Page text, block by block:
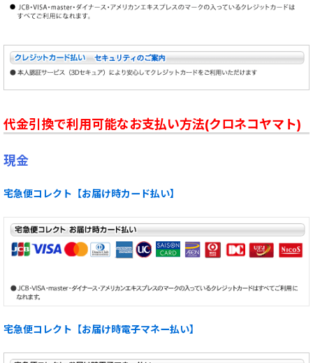
代金引換で利用可能なお支払い方法(クロネコヤマト)
現金
宅急便コレクト【お届け時カード払い】
宅急便コレクト【お届け時電子マネー払い】